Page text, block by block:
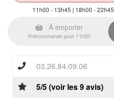
11h00 - 13h45 | 18h00 - 22h45
À emporter
Précommande pour 11h20
03.26.84.09.06
5/5 (voir les 9 avis)